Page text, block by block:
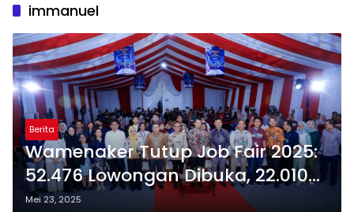
immanuel
Berita
Wamenaker Tutup Job Fair 2025:
52.476 Lowongan Dibuka, 22.010
Pengunjung Hadir
Mei 23, 2025